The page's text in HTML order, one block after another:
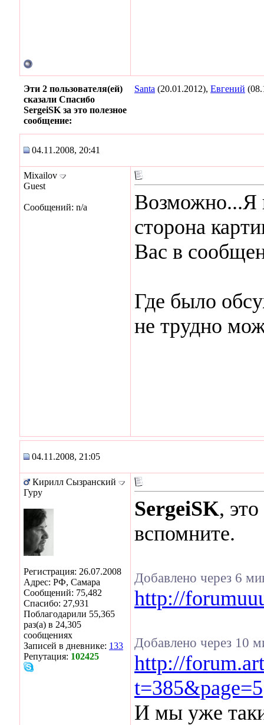
Эти 2 пользователя(ей)
сказали Спасибо
SergeiSK за это полезное
сообщение:
Santa (20.01.2012), Евгений
04.11.2008, 20:41
Mixailov
Guest
Сообщений: n/a
Возможно...Я
сторона
Вас в
Где было
не трудно
04.11.2008, 21:05
Кирилл Сызранский
Гуру
Регистрация: 26.07.2008
Адрес: РФ, Самара
Сообщений: 75,482
Спасибо: 27,931
Поблагодарили 55,365
раз(а) в 24,305
сообщениях
Записей в дневнике: 133
Репутация: 102425
SergeiSK,
вспомните.
Добавлено через 6
http://
Добавлено через 10
http://
t=385&page=5
И мы уже